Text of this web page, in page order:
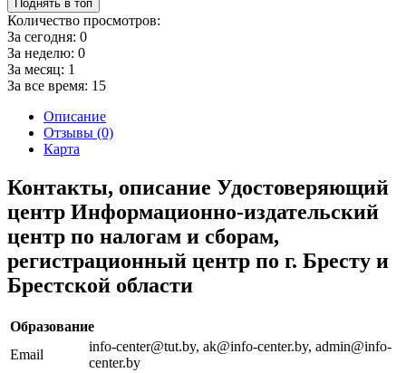
Поднять в топ
Количество просмотров:
За сегодня: 0
За неделю: 0
За месяц: 1
За все время: 15
Описание
Отзывы (0)
Карта
Контакты, описание Удостоверяющий
центр Информационно-издательский
центр по налогам и сборам,
регистрационный центр по г. Бресту и
Брестской области
Образование
Email
info-center@tut.by, ak@info-center.by, admin@info-
center.by